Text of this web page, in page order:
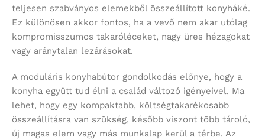
teljesen szabványos elemekből összeállított konyháké.
Ez különösen akkor fontos, ha a vevő nem akar utólag
kompromisszumos takaróléceket, nagy üres hézagokat
vagy aránytalan lezárásokat.
A moduláris konyhabútor gondolkodás előnye, hogy a
konyha együtt tud élni a család változó igényeivel. Ma
lehet, hogy egy kompaktabb, költségtakarékosabb
összeállításra van szükség, később viszont több tároló,
új magas elem vagy más munkalap kerül a térbe. Az